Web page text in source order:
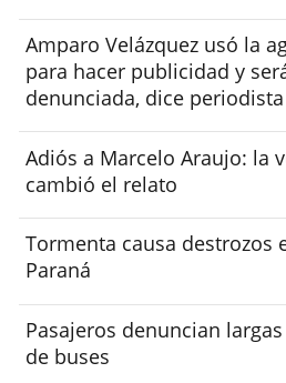
Amparo Velázquez usó la
para hacer publicidad y
denunciada, dice periodista
Adiós a Marcelo Araujo: la
cambió el relato
Tormenta causa destrozos
Paraná
Pasajeros denuncian
de buses